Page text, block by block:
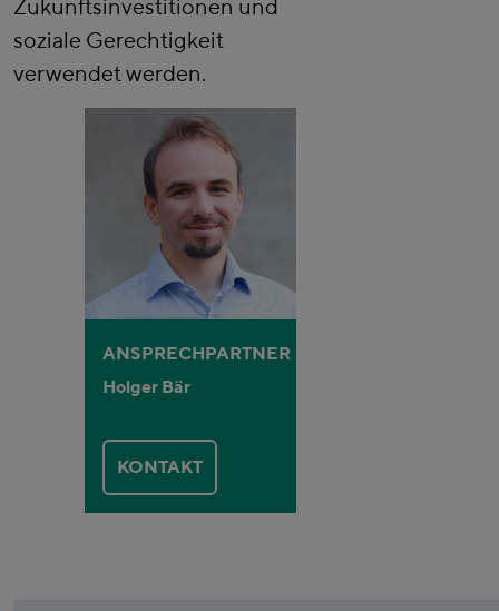
Zukunftsinvestitionen und
soziale Gerechtigkeit
verwendet werden.
ANSPRECHPARTNER
Holger Bär
KONTAKT